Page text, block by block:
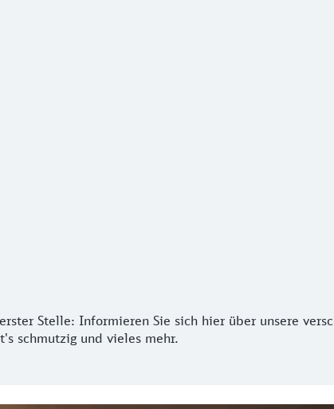
Stelle: Informieren Sie sich hier über unsere
schmutzig und vieles mehr.